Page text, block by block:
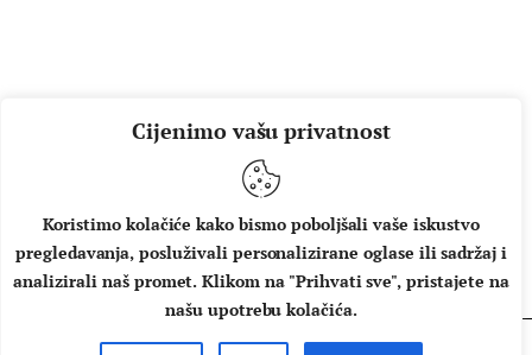
Cijenimo vašu privatnost
Koristimo kolačiće kako bismo poboljšali vaše iskustvo
pregledavanja, posluživali personalizirane oglase ili sadržaj i
analizirali naš promet. Klikom na "Prihvati sve", pristajete na
našu upotrebu kolačića.
O NAMA IMPRESSUM UVJETI KORIŠTENJA